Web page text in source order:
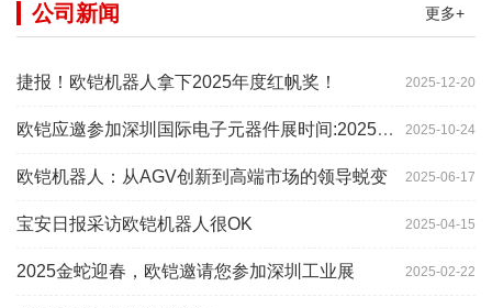
更多+
公司新闻
2025-12-20
捷报！欧铠机器人拿下2025年度红帆奖！
2025-10-24
欧铠应邀参加深圳国际电子元器件展时间:2025年10月28-
2025-06-17
欧铠机器人：从AGV创新到高端市场的领导蜕变
2025-04-15
宝安日报采访欧铠机器人很OK
2025-02-22
2025金蛇迎春，欧铠邀请您参加深圳工业展